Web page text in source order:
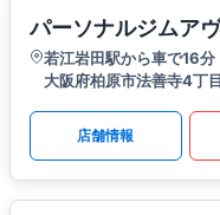
パーソナルジムア
若江岩田駅から車で16分
大阪府柏原市法善寺4丁
店舗情報